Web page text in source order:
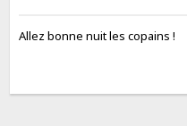
Allez bonne nuit les copains !